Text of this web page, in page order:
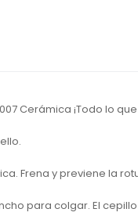
Cerámica ¡Todo lo
Frena y previene la
para colgar. El